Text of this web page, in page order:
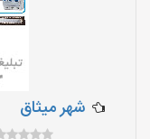
شهر میثاق